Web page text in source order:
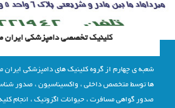
کلینیک تخصصی دامپزشکی ایران
شعبه ی چهارم از گروه کلینیک های دامپزشکی
ها توسط متخصص داخلی ، واکسیناسیون ، صدور
صدور گواهی مسافرت ، حیوانات اگزوتیک ، انجام